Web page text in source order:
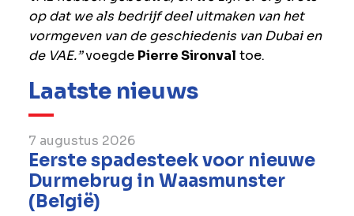
op dat we als bedrijf deel uitmaken van het
vormgeven van de geschiedenis van Dubai en
de VAE.”voegde Pierre Sironval toe.
Laatste nieuws
7 augustus 2026
Eerste spadesteek voor nieuwe
Durmebrug in Waasmunster
(België)